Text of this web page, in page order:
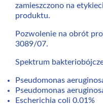
zamieszczono na
produktu.
Pozwolenie na obrót
3089/07.
Spektrum
Pseudomonas
Pseudomonas
Escherichia coli 0.01%